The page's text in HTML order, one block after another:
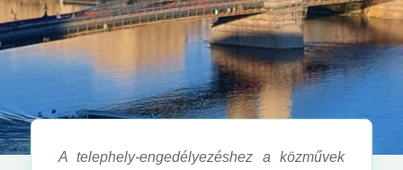
A telephely-engedélyezéshez a közművek